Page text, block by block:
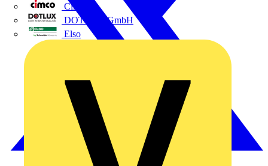
Cimco
DOTLUX GmbH
Elso